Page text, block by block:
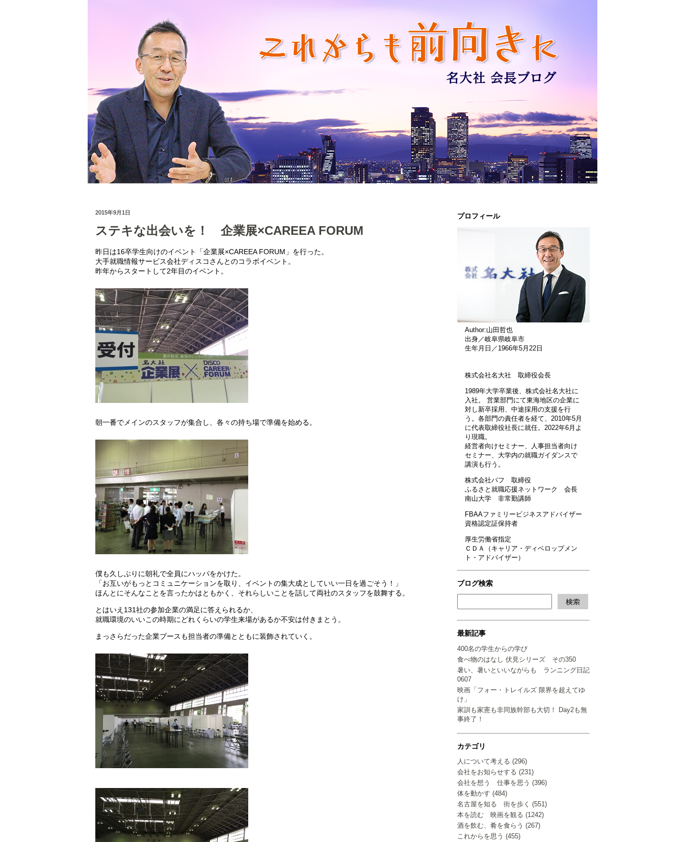
プロフィール
Author:山田哲也
出身／岐阜県岐阜市
生年月日／1966年5月22日
株式会社名大社 取締役会長
1989年大学卒業後、株式会社名大社に
入社。 営業部門にて東海地区の企業に
対し新卒採用、中途採用の支援を行
う。各部門の責任者を経て、2010年5月
に代表取締役社長に就任。2022年6月よ
り現職。
経営者向けセミナー、人事担当者向け
セミナー、大学内の就職ガイダンスで
講演も行う。
株式会社パフ 取締役
ふるさと就職応援ネットワーク 会長
南山大学 非常勤講師
FBAAファミリービジネスアドバイザー
資格認定証保持者
厚生労働省指定
ＣＤＡ（キャリア・ディベロップメン
ト・アドバイザー）
ブログ検索
最新記事
400名の学生からの学び
食べ物のはなし 伏見シリーズ その350
暑い、暑いといいながらも ランニング日記
0607
映画「フォー・トレイルズ 限界を超えてゆ
け」
家訓も家憲も非同族幹部も大切！ Day2も無
事終了！
カテゴリ
人について考える (296)
会社をお知らせする (231)
会社を想う 仕事を思う (396)
体を動かす (484)
名古屋を知る 街を歩く (551)
本を読む 映画を観る (1242)
酒を飲む、肴を食らう (267)
これからを思う (455)
2015年9月1日
ステキな出会いを！ 企業展×CAREEA FORUM
昨日は16卒学生向けのイベント「企業展×CAREEA FORUM」を行った。
大手就職情報サービス会社ディスコさんとのコラボイベント。
昨年からスタートして2年目のイベント。
朝一番でメインのスタッフが集合し、各々の持ち場で準備を始める。
僕も久しぶりに朝礼で全員にハッパをかけた。
「お互いがもっとコミュニケーションを取り、イベントの集大成としていい一日を過ごそう！」
ほんとにそんなことを言ったかはともかく、それらしいことを話して両社のスタッフを鼓舞する。
とはいえ131社の参加企業の満足に答えられるか、
就職環境のいいこの時期にどれくらいの学生来場があるか不安は付きまとう。
まっさらだった企業ブースも担当者の準備とともに装飾されていく。